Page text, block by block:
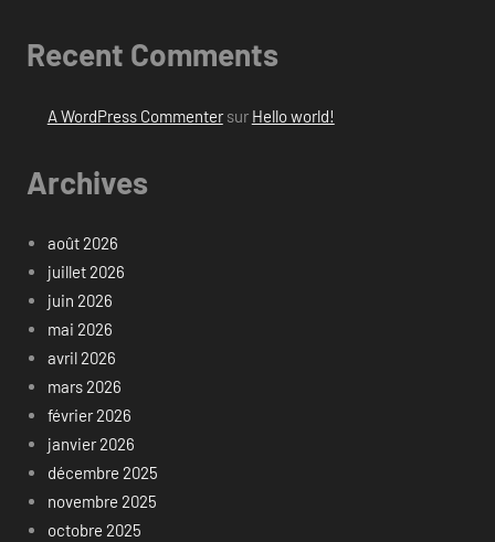
Recent Comments
A WordPress Commentersur Hello world!
Archives
août 2026
juillet 2026
juin 2026
mai 2026
avril 2026
mars 2026
février 2026
janvier 2026
décembre 2025
novembre 2025
octobre 2025